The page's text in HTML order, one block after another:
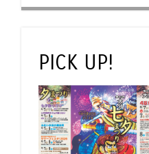
PICK UP!